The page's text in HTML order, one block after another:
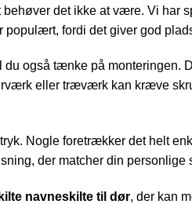
det ikke at være. Vi har
fordi det giver god
du også tænke på monteringen.
eller træværk kan kræve
Nogle foretrækker det helt
der matcher din personlige
navneskilte til dør, der kan